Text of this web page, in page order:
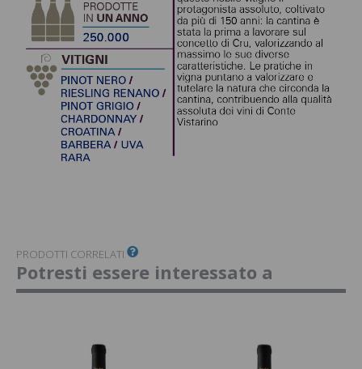
PRODOTTI CORRELATI
Potresti essere interessato a